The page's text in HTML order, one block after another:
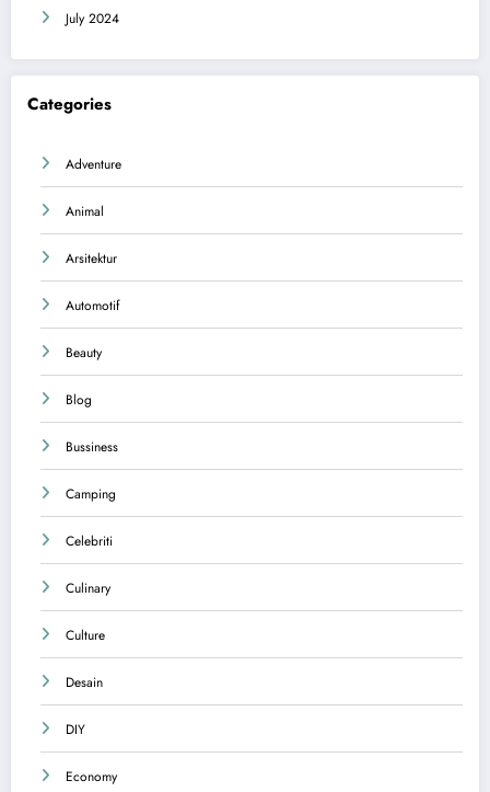
July 2024
Categories
Adventure
Animal
Arsitektur
Automotif
Beauty
Blog
Bussiness
Camping
Celebriti
Culinary
Culture
Desain
DIY
Economy